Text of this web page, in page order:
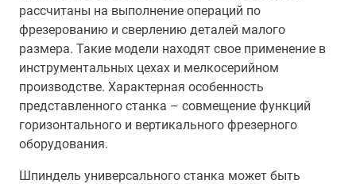
рассчитаны на выполнение операций по
фрезерованию и сверлению деталей малого
размера. Такие модели находят свое применение в
инструментальных цехах и мелкосерийном
производстве. Характерная особенность
представленного станка – совмещение функций
горизонтального и вертикального фрезерного
оборудования.
Шпиндель универсального станка может быть